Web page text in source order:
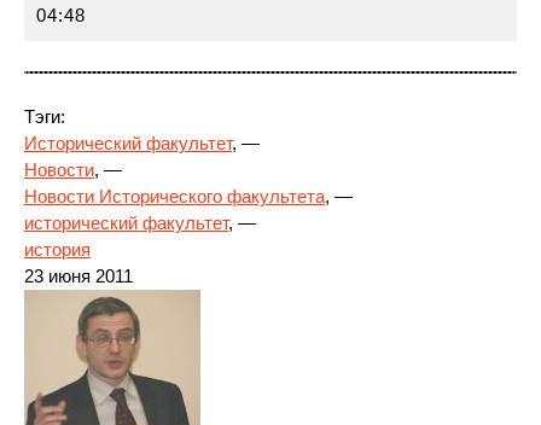
04:48
Тэги:
Исторический факультет, —
Новости, —
Новости Исторического факультета, —
исторический факультет, —
история
23 июня 2011